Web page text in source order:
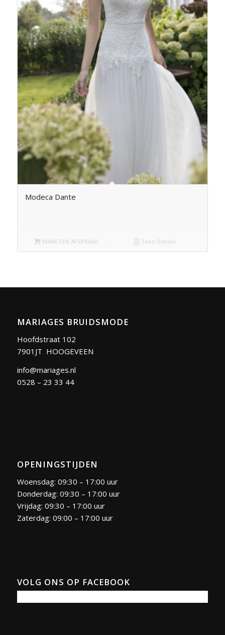
Modeca Dante
MAAK EEN AFSPRAAK Toon Details
MARIAGES BRUIDSMODE
Hoofdstraat 102
7901JT HOOGEVEEN
info@mariages.nl
0528 – 23 33 44
OPENINGSTIJDEN
Woensdag: 09:30 – 17:00 uur
Donderdag: 09:30 – 17:00 uur
Vrijdag: 09:30 – 17:00 uur
Zaterdag: 09:00 – 17:00 uur
VOLG ONS OP FACEBOOK